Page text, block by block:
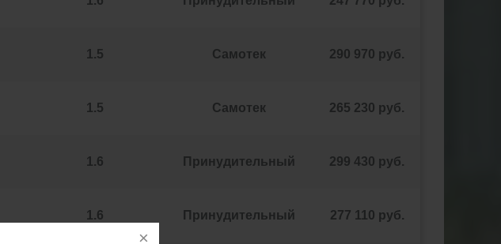
1.5 Самотек 290 970 руб.
1.5 Самотек 265 230 руб.
1.6 Принудительный 299 430 руб.
1.6 Принудительный 277 110 руб.